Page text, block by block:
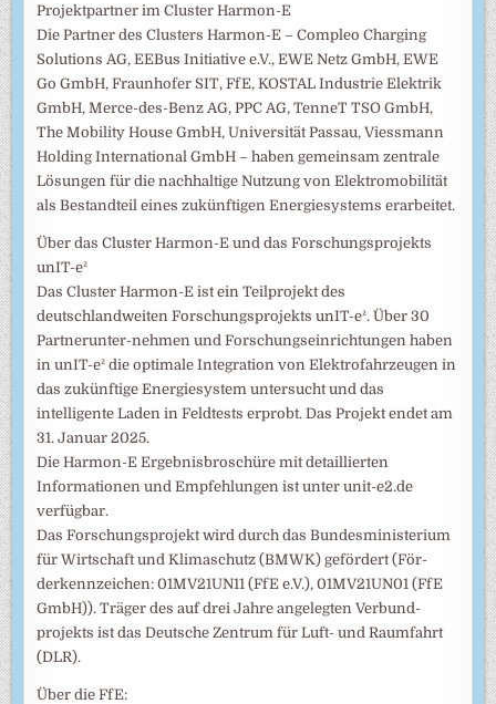
Projektpartner im Cluster Harmon-E
Die Partner des Clusters Harmon-E – Compleo Charging
Solutions AG, EEBus Initiative e.V., EWE Netz GmbH, EWE
Go GmbH, Fraunhofer SIT, FfE, KOSTAL Industrie Elektrik
GmbH, Merce-des-Benz AG, PPC AG, TenneT TSO GmbH,
The Mobility House GmbH, Universität Passau, Viessmann
Holding International GmbH – haben gemeinsam zentrale
Lösungen für die nachhaltige Nutzung von Elektromobilität
als Bestandteil eines zukünftigen Energiesystems erarbeitet.
Über das Cluster Harmon-E und das Forschungsprojekts
unIT-e²
Das Cluster Harmon-E ist ein Teilprojekt des
deutschlandweiten Forschungsprojekts unIT-e². Über 30
Partnerunter-nehmen und Forschungseinrichtungen haben
in unIT-e² die optimale Integration von Elektrofahrzeugen in
das zukünftige Energiesystem untersucht und das
intelligente Laden in Feldtests erprobt. Das Projekt endet am
31. Januar 2025.
Die Harmon-E Ergebnisbroschüre mit detaillierten
Informationen und Empfehlungen ist unter unit-e2.de
verfügbar.
Das Forschungsprojekt wird durch das Bundesministerium
für Wirtschaft und Klimaschutz (BMWK) gefördert (För-
derkennzeichen: 01MV21UN11 (FfE e.V.), 01MV21UN01 (FfE
GmbH)). Träger des auf drei Jahre angelegten Verbund-
projekts ist das Deutsche Zentrum für Luft- und Raumfahrt
(DLR).
Über die FfE: